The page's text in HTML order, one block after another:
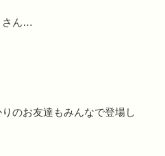
さん…
のお友達もみんなで登場し